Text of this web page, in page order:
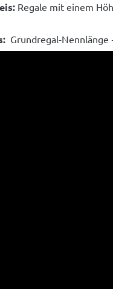
Regale mit einem
Grundregal-